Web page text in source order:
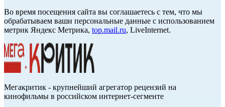
Во время посещения сайта вы соглашаетесь с тем, что мы
обрабатываем ваши персональные данные с использованием
метрик Яндекс Метрика, top.mail.ru, LiveInternet.
Мегакритик - крупнейший агрегатор рецензий на
кинофильмы в российском интернет-сегменте